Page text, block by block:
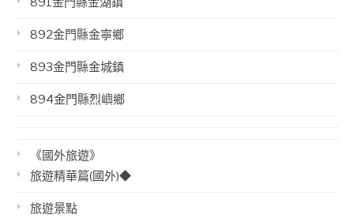
892金門縣金寧鄉
893金門縣金城鎮
894金門縣烈嶼鄉
《國外旅遊》
旅遊精華篇(國外)◆
旅遊景點